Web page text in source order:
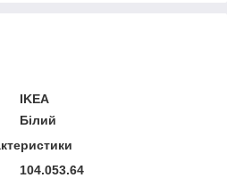
IKEA
Білий
104.053.64